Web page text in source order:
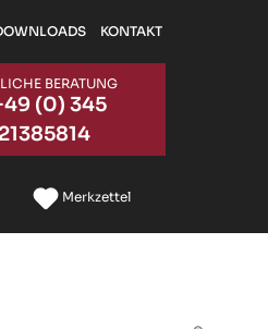
KONTAKT
BERATUNG
(0) 345
21385814
Merkzettel